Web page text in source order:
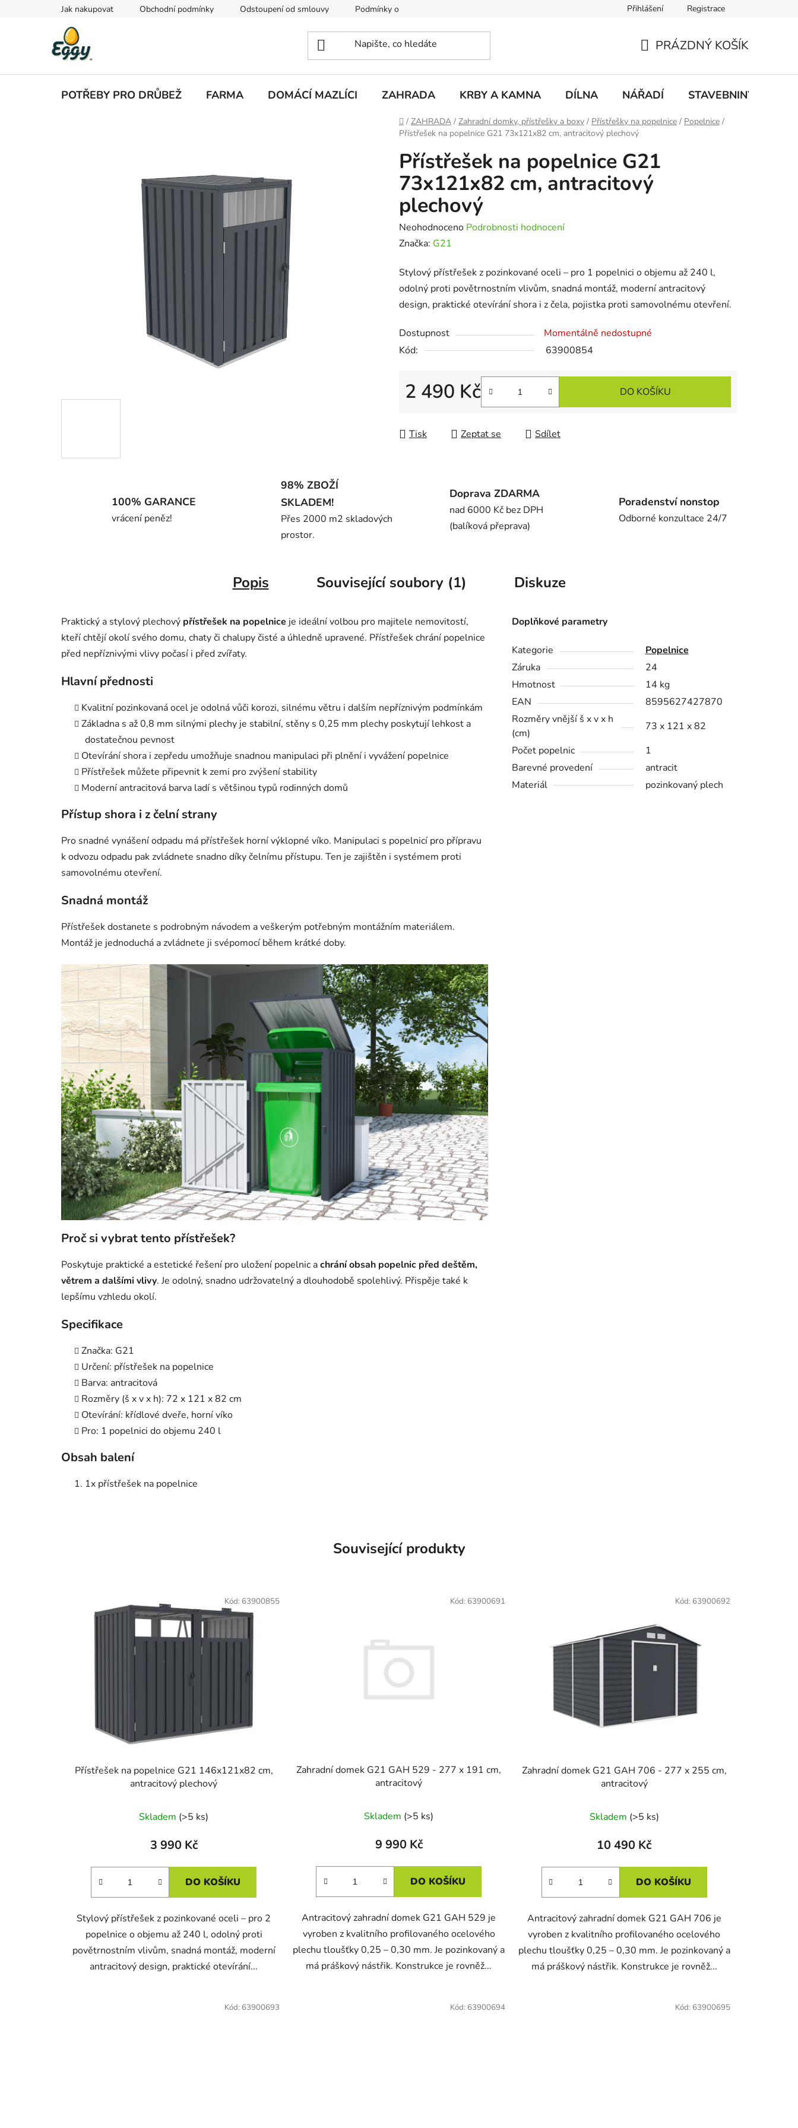
Jak nakupovat Obchodní podmínky Odstoupení od smlouvy Podmínky ochrany osobních údajů Doprava a platbaPřihlášení Registrace
KOŠÍK
PRÁZDNÝ KOŠÍK
POTŘEBY PRO DRŮBEŽ FARMA DOMÁCÍ MAZLÍCI ZAHRADA KRBY A KAMNA DÍLNA NÁŘADÍ STAVEBNINY
Domů
/ ZAHRADA / Zahradní domky, přístřešky a boxy / Přístřešky na popelnice / Popelnice /
Přístřešek na popelnice G21 73x121x82 cm, antracitový plechový
Přístřešek na popelnice G21
73x121x82 cm, antracitový
plechový
Průměrné
hodnocení
je
0,0
z
hvězdiček.
Neohodnoceno Podrobnosti hodnocení
Značka: G21
Stylový přístřešek z pozinkované oceli – pro 1 popelnici o objemu až 240 l,
odolný proti povětrnostním vlivům, snadná montáž, moderní antracitový
design, praktické otevírání shora i z čela, pojistka proti samovolnému otevření.
Dostupnost
Momentálně nedostupné
Kód:
63900854
2 490 Kč DO KOŠÍKU
Tisk Zeptat se Sdílet
100% GARANCE
vrácení peněz!
98% ZBOŽÍ
SKLADEM!
Přes 2000 m2 skladových
prostor.
Doprava ZDARMA
nad 6000 Kč bez DPH
(balíková přeprava)
Poradenství nonstop
Odborné konzultace 24/7
Popis Související soubory (1) Diskuze
Praktický a stylový plechový přístřešek na popelnice je ideální volbou pro majitele nemovitostí,
kteří chtějí okolí svého domu, chaty či chalupy čisté a úhledně upravené. Přístřešek chrání popelnice
před nepříznivými vlivy počasí i před zvířaty.
Hlavní přednosti
Kvalitní pozinkovaná ocel je odolná vůči korozi, silnému větru i dalším nepříznivým podmínkám
Základna s až 0,8 mm silnými plechy je stabilní, stěny s 0,25 mm plechy poskytují lehkost a
dostatečnou pevnost
Otevírání shora i zepředu umožňuje snadnou manipulaci při plnění i vyvážení popelnice
Přístřešek můžete připevnit k zemi pro zvýšení stability
Moderní antracitová barva ladí s většinou typů rodinných domů
Přístup shora i z čelní strany
Pro snadné vynášení odpadu má přístřešek horní výklopné víko. Manipulaci s popelnicí pro přípravu
k odvozu odpadu pak zvládnete snadno díky čelnímu přístupu. Ten je zajištěn i systémem proti
samovolnému otevření.
Snadná montáž
Přístřešek dostanete s podrobným návodem a veškerým potřebným montážním materiálem.
Montáž je jednoduchá a zvládnete ji svépomocí během krátké doby.
Proč si vybrat tento přístřešek?
Poskytuje praktické a estetické řešení pro uložení popelnic achrání obsah popelnic před deštěm,
větrem a dalšími vlivy. Je odolný, snadno udržovatelný a dlouhodobě spolehlivý. Přispěje také k
lepšímu vzhledu okolí.
Specifikace
Značka: G21
Určení: přístřešek na popelnice
Barva: antracitová
Rozměry (š x v x h): 72 x 121 x 82 cm
Otevírání: křídlové dveře, horní víko
Pro: 1 popelnici do objemu 240 l
Obsah balení
1x přístřešek na popelnice
Doplňkové parametry
Kategorie
Popelnice
Záruka
24
Hmotnost
14 kg
EAN
8595627427870
Rozměry vnější š x v x h
(cm)
73 x 121 x 82
Počet popelnic
1
Barevné provedení
antracit
Materiál
pozinkovaný plech
Související produkty
Přístřešek na popelnice G21 146x121x82 cm,
antracitový plechový
Skladem (>5 ks)
3 990 Kč
DO KOŠÍKU
Stylový přístřešek z pozinkované oceli – pro 2
popelnice o objemu až 240 l, odolný proti
povětrnostním vlivům, snadná montáž, moderní
antracitový design, praktické otevírání...
Kód: 63900855
Zahradní domek G21 GAH 529 - 277 x 191 cm,
antracitový
Skladem (>5 ks)
9 990 Kč
DO KOŠÍKU
Antracitový zahradní domek G21 GAH 529 je
vyroben z kvalitního profilovaného ocelového
plechu tloušťky 0,25 – 0,30 mm. Je pozinkovaný a
má práškový nástřik. Konstrukce je rovněž...
Kód: 63900691
Zahradní domek G21 GAH 706 - 277 x 255 cm,
antracitový
Skladem (>5 ks)
10 490 Kč
DO KOŠÍKU
Antracitový zahradní domek G21 GAH 706 je
vyroben z kvalitního profilovaného ocelového
plechu tloušťky 0,25 – 0,30 mm. Je pozinkovaný a
má práškový nástřik. Konstrukce je rovněž...
Kód: 63900692
Kód: 63900693 Kód: 63900694 Kód: 63900695